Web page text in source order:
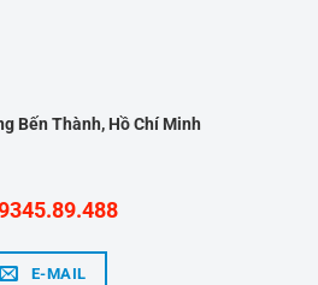
Bến Thành, Hồ Chí Minh
E-MAIL